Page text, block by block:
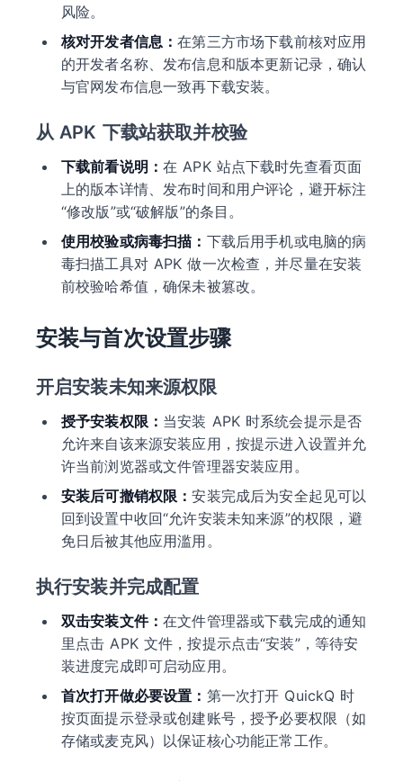
风险。
核对开发者信息：在第三方市场下载前核对应用
的开发者名称、发布信息和版本更新记录，确认
与官网发布信息一致再下载安装。
从 APK 下载站获取并校验
下载前看说明：在 APK 站点下载时先查看页面
上的版本详情、发布时间和用户评论，避开标注
“修改版”或“破解版”的条目。
使用校验或病毒扫描： 下载后用手机或电脑的病
毒扫描工具对 APK 做一次检查，并尽量在安装
前校验哈希值，确保未被篡改。
安装与首次设置步骤
开启安装未知来源权限
授予安装权限： 当安装 APK 时系统会提示是否
允许来自该来源安装应用，按提示进入设置并允
许当前浏览器或文件管理器安装应用。
安装后可撤销权限：安装完成后为安全起见可以
回到设置中收回“允许安装未知来源”的权限，避
免日后被其他应用滥用。
执行安装并完成配置
双击安装文件：在文件管理器或下载完成的通知
里点击 APK 文件，按提示点击“安装”，等待安
装进度完成即可启动应用。
首次打开做必要设置： 第一次打开 QuickQ 时
按页面提示登录或创建账号，授予必要权限（如
存储或麦克风）以保证核心功能正常工作。